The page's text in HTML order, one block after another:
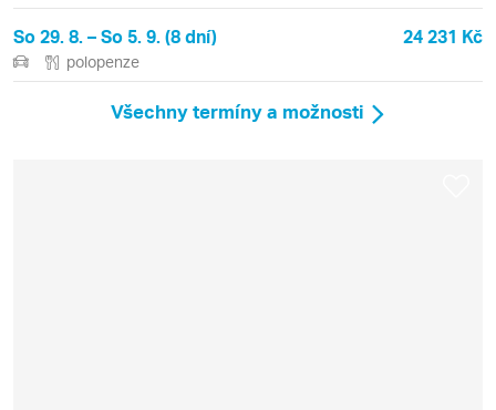
So 29. 8. – So 5. 9. (8 dní) 24 231 Kč
polopenze
Všechny termíny a možnosti